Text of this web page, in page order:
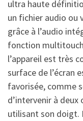
ultra haute
un fichier audio
grâce à l’audio
fonction
l’appareil est très
surface de l’écran
favorisée, comme
d’intervenir à deux
utilisant son doigt.